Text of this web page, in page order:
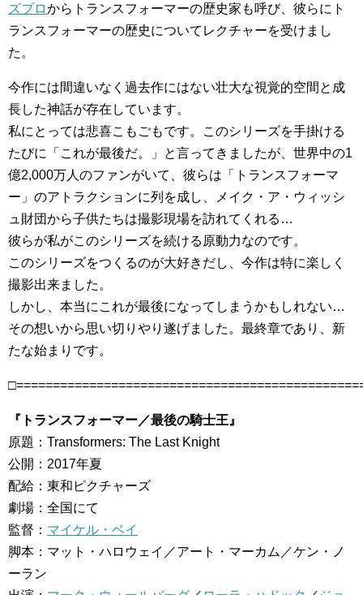
ズブロからトランスフォーマーの歴史家も呼び、彼らにト
ランスフォーマーの歴史についてレクチャーを受けまし
た。
今作には間違いなく過去作にはない壮大な視覚的空間と成
長した神話が存在しています。
私にとっては悲喜こもごもです。このシリーズを手掛ける
たびに「これが最後だ。」と言ってきましたが、世界中の1
億2,000万人のファンがいて、彼らは「トランスフォーマ
ー」のアトラクションに列を成し、メイク・ア・ウィッシ
ュ財団から子供たちは撮影現場を訪れてくれる…
彼らが私がこのシリーズを続ける原動力なのです。
このシリーズをつくるのが大好きだし、今作は特に楽しく
撮影出来ました。
しかし、本当にこれが最後になってしまうかもしれない…
その想いから思い切りやり遂げました。最終章であり、新
たな始まりです。
『トランスフォーマー／最後の騎士王』
原題：Transformers: The Last Knight
公開：2017年夏
配給：東和ピクチャーズ
劇場：全国にて
監督： マイケル・ベイ
脚本：マット・ハロウェイ／アート・マーカム／ケン・ノ
ーラン